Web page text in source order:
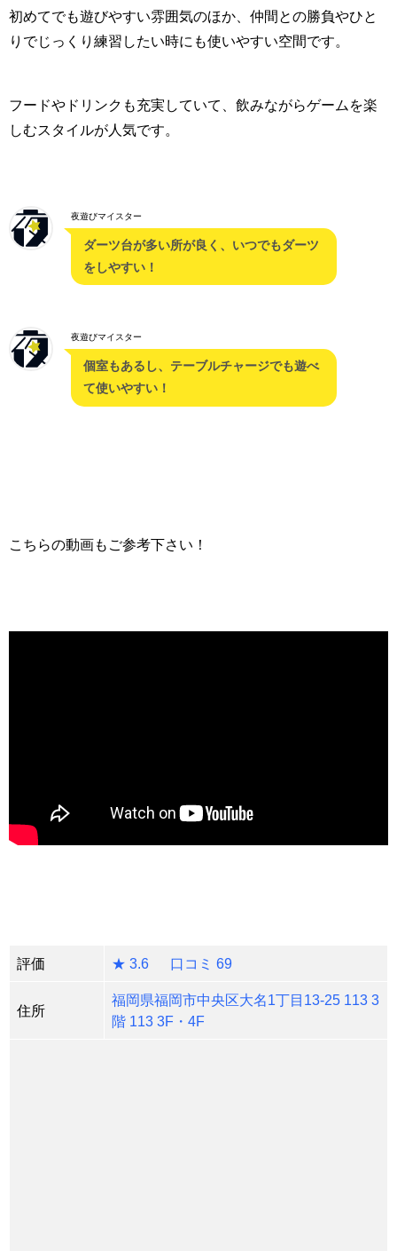
初めてでも遊びやすい雰囲気のほか、仲間との勝負やひと
りでじっくり練習したい時にも使いやすい空間です。
フードやドリンクも充実していて、飲みながらゲームを楽
しむスタイルが人気です。
夜遊びマイスター
ダーツ台が多い所が良く、いつでもダーツ
をしやすい！
夜遊びマイスター
個室もあるし、テーブルチャージでも遊べ
て使いやすい！
こちらの動画もご参考下さい！
評価 ★ 3.6 口コミ 69
住所
福岡県福岡市中央区大名1丁目13-25 113 3
階 113 3F・4F